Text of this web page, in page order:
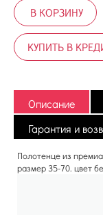
В КОРЗИНУ
КУПИТЬ В
Описание
Гарантия и
Полотенце из
размер 35-70. цвет